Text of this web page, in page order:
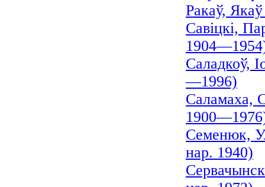
Ракаў,
Савіцкі,
Саладкоў,
—1996)
Саламаха,
Семенюк,
нар. 1940)